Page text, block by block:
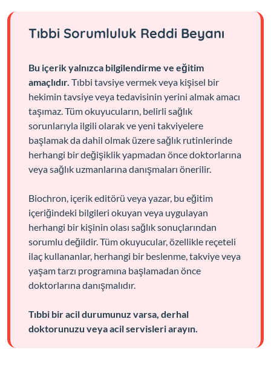
Tıbbi Sorumluluk Reddi Beyanı
Bu içerik yalnızca bilgilendirme ve eğitim
amaçlıdır. Tıbbi tavsiye vermek veya kişisel bir
hekimin tavsiye veya tedavisinin yerini almak amacı
taşımaz. Tüm okuyucuların, belirli sağlık
sorunlarıyla ilgili olarak ve yeni takviyelere
başlamak da dahil olmak üzere sağlık rutinlerinde
herhangi bir değişiklik yapmadan önce doktorlarına
veya sağlık uzmanlarına danışmaları önerilir.
Biochron, içerik editörü veya yazar, bu eğitim
içeriğindeki bilgileri okuyan veya uygulayan
herhangi bir kişinin olası sağlık sonuçlarından
sorumlu değildir. Tüm okuyucular, özellikle reçeteli
ilaç kullananlar, herhangi bir beslenme, takviye veya
yaşam tarzı programına başlamadan önce
doktorlarına danışmalıdır.
Tıbbi bir acil durumunuz varsa, derhal
doktorunuzu veya acil servisleri arayın.